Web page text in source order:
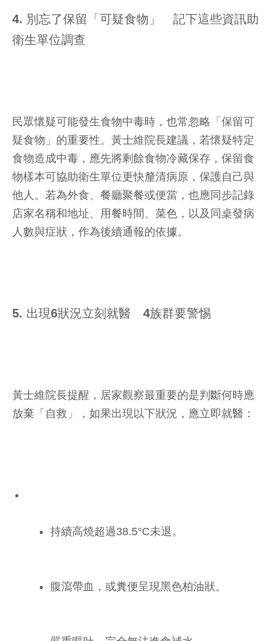
4. 別忘了保留「可疑食物」 記下這些資訊助
衛生單位調查
民眾懷疑可能發生食物中毒時，也常忽略「保留可
疑食物」的重要性。黃士維院長建議，若懷疑特定
食物造成中毒，應先將剩餘食物冷藏保存，保留食
物樣本可協助衛生單位更快釐清病原，保護自己與
他人。若為外食、餐廳聚餐或便當，也應同步記錄
店家名稱和地址、用餐時間、菜色，以及同桌發病
人數與症狀，作為後續通報的依據。
5. 出現6狀況立刻就醫 4族群要警惕
黃士維院長提醒，居家觀察最重要的是判斷何時應
放棄「自救」，如果出現以下狀況，應立即就醫：
持續高燒超過38.5°C未退。
腹瀉帶血，或糞便呈現黑色柏油狀。